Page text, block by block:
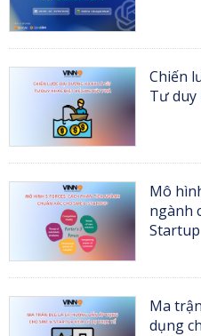
Chiến
Tư duy
Mô
ngành
Startup
Ma
dụng